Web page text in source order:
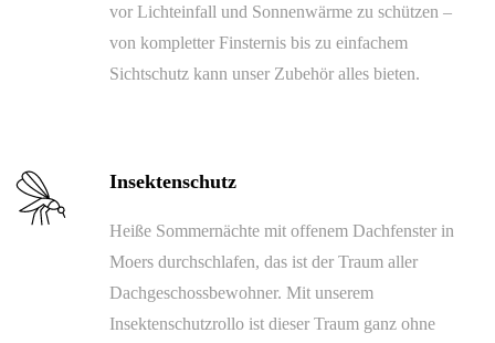
vor Lichteinfall und Sonnenwärme zu schützen –
von kompletter Finsternis bis zu einfachem
Sichtschutz kann unser Zubehör alles bieten.
Insektenschutz
Heiße Sommernächte mit offenem Dachfenster in
Moers durchschlafen, das ist der Traum aller
Dachgeschossbewohner. Mit unserem
Insektenschutzrollo ist dieser Traum ganz ohne